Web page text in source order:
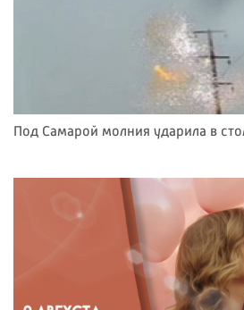
Под Самарой молния ударила в